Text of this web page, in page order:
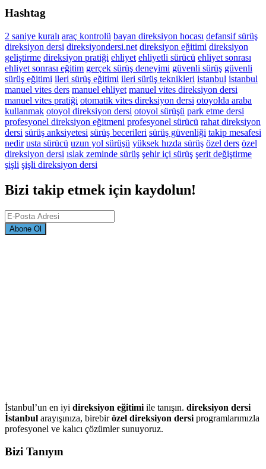
Hashtag
2 saniye kuralı araç kontrolü bayan direksiyon hocası defansif sürüş
direksiyon dersi direksiyondersi.net direksiyon eğitimi direksiyon
geliştirme direksiyon pratiği ehliyet ehliyetli sürücü ehliyet sonrası
ehliyet sonrası eğitim gerçek sürüş deneyimi güvenli sürüş güvenli
sürüş eğitimi ileri sürüş eğitimi ileri sürüş teknikleri istanbul istanbul
manuel vites ders manuel ehliyet manuel vites direksiyon dersi
manuel vites pratiği otomatik vites direksiyon dersi otoyolda araba
kullanmak otoyol direksiyon dersi otoyol sürüşü park etme dersi
profesyonel direksiyon eğitmeni profesyonel sürücü rahat direksiyon
dersi sürüş anksiyetesi sürüş becerileri sürüş güvenliği takip mesafesi
nedir usta sürücü uzun yol sürüşü yüksek hızda sürüş özel ders özel
direksiyon dersi ıslak zeminde sürüş şehir içi sürüş şerit değiştirme
şişli şişli direksiyon dersi
Bizi takip etmek için kaydolun!
Abone Ol
İstanbul’un en iyi direksiyon eğitimi ile tanışın. direksiyon dersi
İstanbul arayışınıza, birebirözel direksiyon dersi programlarımızla
profesyonel ve kalıcı çözümler sunuyoruz.
Bizi Tanıyın